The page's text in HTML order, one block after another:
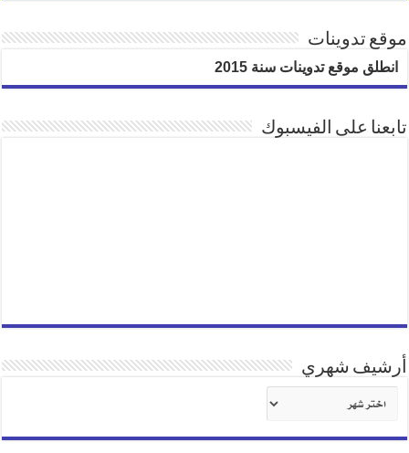
موقع تدوينات
انطلق موقع تدوينات سنة 2015
تابعنا على الفيسبوك
أرشيف شهري
شهري